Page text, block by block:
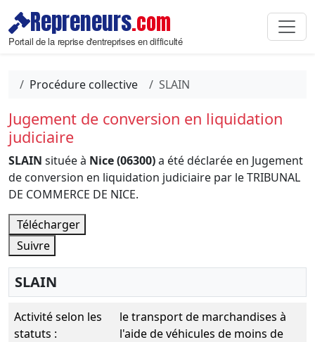
Repreneurs.com
Portail de la reprise d'entreprises en difficulté
Procédure collective SLAIN
Jugement de conversion en liquidation
judiciaire
SLAIN située à Nice (06300)a été déclarée en Jugement
de conversion en liquidation judiciaire par le TRIBUNAL
DE COMMERCE DE NICE.
Télécharger
Suivre
SLAIN
Activité selon les
statuts :
le transport de marchandises à
l'aide de véhicules de moins de